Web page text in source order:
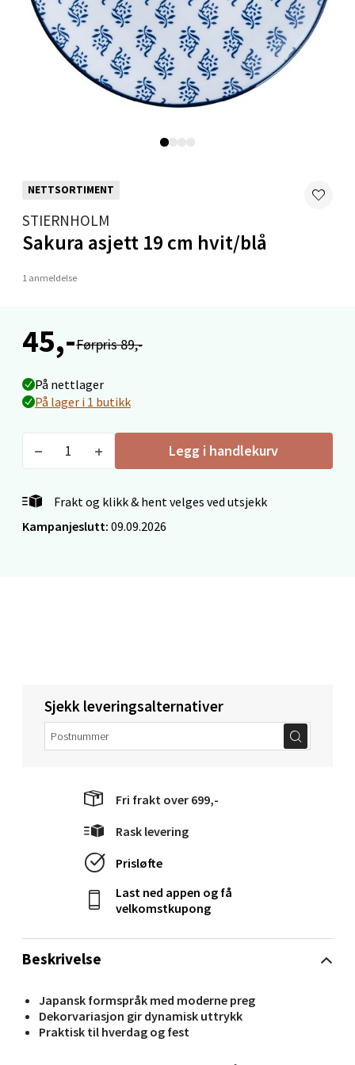
NETTSORTIMENT
STIERNHOLM
Sakura asjett 19 cm hvit/blå
1 anmeldelse
45,-Førpris 89,-
På nettlager
På lager i 1 butikk
Legg i handlekurv
Frakt og klikk & hent velges ved utsjekk
Kampanjeslutt: 09.09.2026
Beskrivelse
Japansk formspråk med moderne preg
Dekorvariasjon gir dynamisk uttrykk
Praktisk til hverdag og fest
Sjekk leveringsalternativer
Fri frakt over 699,-
Rask levering
Prisløfte
Last ned appen og få
velkomstkupong
Velg
Mo i Rana - Thon Senter Mo i Rana
Åpent i dag 10-20
Molde - Moldetorget
Torget 1, 6413 Molde
Narvik - Thon Senter Malmporten
Bolagsgata 1, 8514 Narvik
Åpent i dag 10-20
Bergen - Oasen Senter
Åpent i dag 10-21